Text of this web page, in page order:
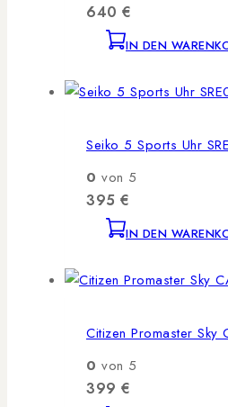
640 €
IN DEN
Seiko 5 Sports Uhr
0 von 5
395 €
IN DEN
Citizen Promaster Sky
0 von 5
399 €